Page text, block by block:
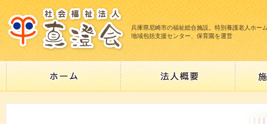
兵庫県尼崎市の福祉総合施設。特別養護老人ホー
地域包括支援センター、保育園を運営